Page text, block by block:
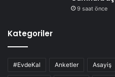
9 saat önce
Kategoriler
#EvdeKal Anketler Asayiş